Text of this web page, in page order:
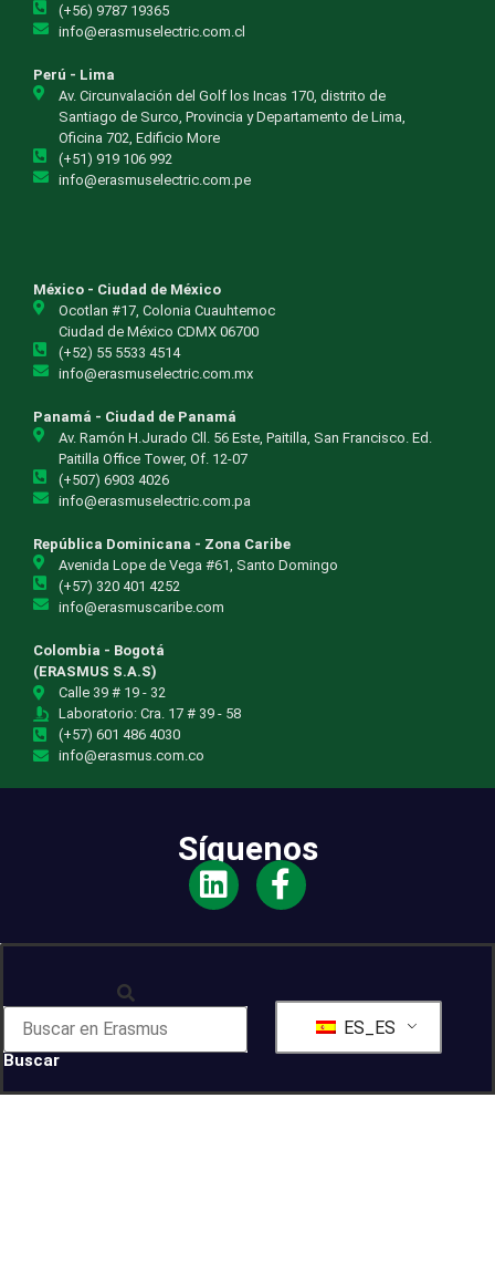
(+56) 9787 19365
info@erasmuselectric.com.cl
Perú - Lima
Av. Circunvalación del Golf los Incas 170, distrito de
Santiago de Surco, Provincia y Departamento de Lima,
Oficina 702, Edificio More
(+51) 919 106 992
info@erasmuselectric.com.pe
México - Ciudad de México
Ocotlan #17, Colonia Cuauhtemoc
Ciudad de México CDMX 06700
(+52) 55 5533 4514
info@erasmuselectric.com.mx
Panamá - Ciudad de Panamá
Av. Ramón H.Jurado Cll. 56 Este, Paitilla, San Francisco. Ed.
Paitilla Office Tower, Of. 12-07
(+507) 6903 4026
info@erasmuselectric.com.pa
República Dominicana - Zona Caribe
Avenida Lope de Vega #61, Santo Domingo
(+57) 320 401 4252
info@erasmuscaribe.com
Colombia - Bogotá
(ERASMUS S.A.S)
Calle 39 # 19 - 32
Laboratorio: Cra. 17 # 39 - 58
(+57) 601 486 4030
info@erasmus.com.co
Síguenos
Buscar
ES_ES